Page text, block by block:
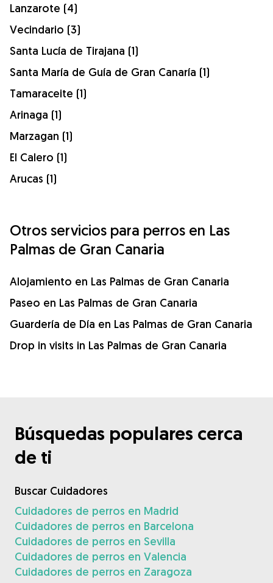
Lanzarote (4)
Vecindario (3)
Santa Lucía de Tirajana (1)
Santa María de Guía de Gran Canaría (1)
Tamaraceite (1)
Arinaga (1)
Marzagan (1)
El Calero (1)
Arucas (1)
Otros servicios para perros en Las
Palmas de Gran Canaria
Alojamiento en Las Palmas de Gran Canaria
Paseo en Las Palmas de Gran Canaria
Guardería de Día en Las Palmas de Gran Canaria
Drop in visits in Las Palmas de Gran Canaria
Búsquedas populares cerca
de ti
Buscar Cuidadores
Cuidadores de perros en Madrid
Cuidadores de perros en Barcelona
Cuidadores de perros en Sevilla
Cuidadores de perros en Valencia
Cuidadores de perros en Zaragoza